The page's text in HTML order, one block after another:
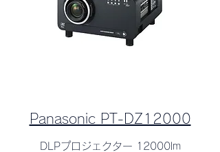
Panasonic PT-DZ12000
DLPプロジェクター 12000lm